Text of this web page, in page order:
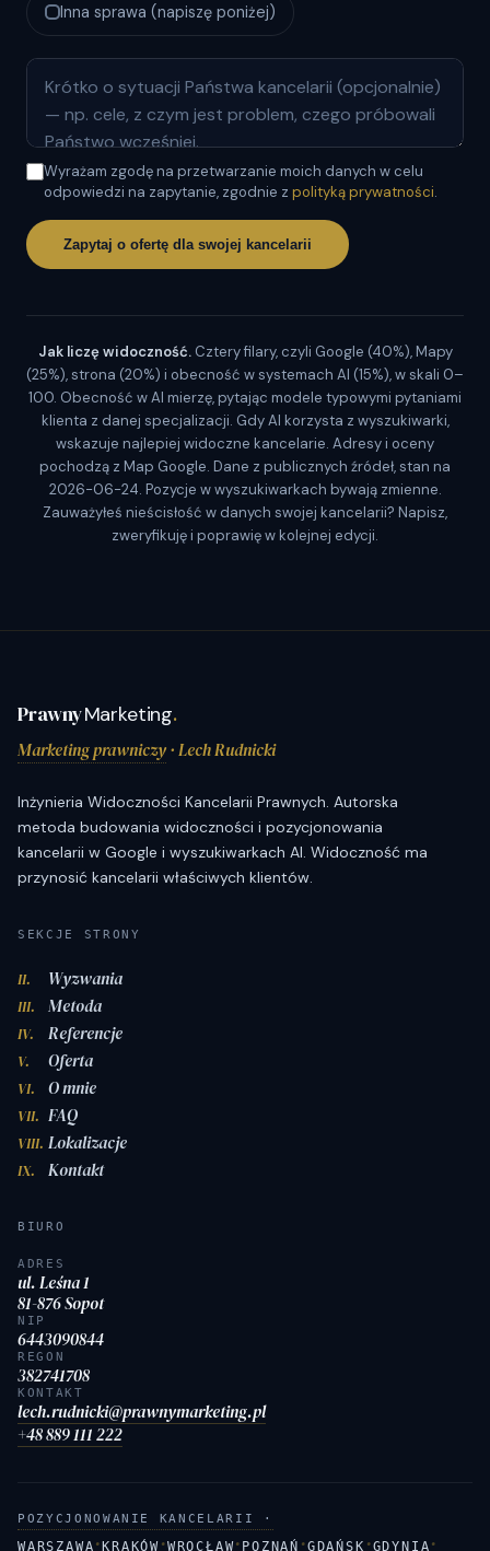
Inna sprawa (napiszę poniżej)
Wyrażam zgodę na przetwarzanie moich danych w celu
odpowiedzi na zapytanie, zgodnie z polityką prywatności.
Zapytaj o ofertę dla swojej kancelarii
Jak liczę widoczność.Cztery filary, czyli Google (40%), Mapy
(25%), strona (20%) i obecność w systemach AI (15%), w skali 0–
100. Obecność w AI mierzę, pytając modele typowymi pytaniami
klienta z danej specjalizacji. Gdy AI korzysta z wyszukiwarki,
wskazuje najlepiej widoczne kancelarie. Adresy i oceny
pochodzą z Map Google. Dane z publicznych źródeł, stan na
2026-06-24. Pozycje w wyszukiwarkach bywają zmienne.
Zauważyłeś nieścisłość w danych swojej kancelarii? Napisz,
zweryfikuję i poprawię w kolejnej edycji.
PrawnyMarketing.
Marketing prawniczy· Lech Rudnicki
Inżynieria Widoczności Kancelarii Prawnych. Autorska
metoda budowania widoczności i pozycjonowania
kancelarii w Google i wyszukiwarkach AI. Widoczność ma
przynosić kancelarii właściwych klientów.
SEKCJE STRONY
II. Wyzwania
III. Metoda
IV. Referencje
V. Oferta
VI. O mnie
VII. FAQ
VIII. Lokalizacje
IX. Kontakt
BIURO
ADRES
ul. Leśna 1
81-876 Sopot
NIP
6443090844
REGON
382741708
KONTAKT
lech.rudnicki@prawnymarketing.pl
+48 889 111 222
POZYCJONOWANIE KANCELARII ·
WARSZAWA ·KRAKÓW ·WROCŁAW· POZNAŃ ·GDAŃSK ·GDYNIA ·